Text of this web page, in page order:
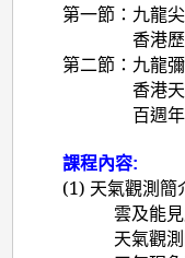
第一節： 九龍
香港歷史
第二節：九龍
香港
百週年紀
課程內容:
(1) 天氣觀測簡
雲及能
天氣觀